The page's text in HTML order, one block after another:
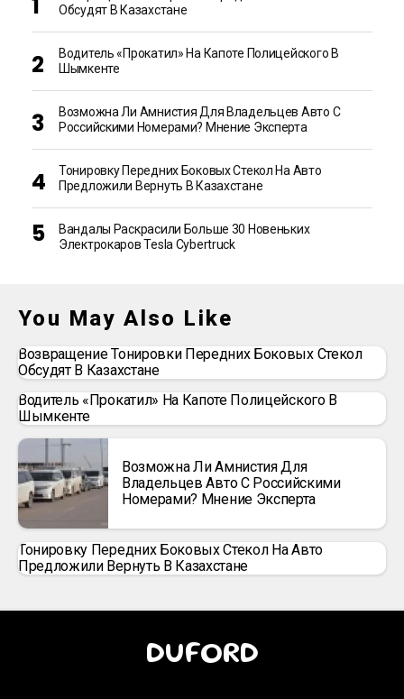
Обсудят В Казахстане
Водитель «прокатил» На Капоте Полицейского В
Шымкенте
Возможна Ли Амнистия Для Владельцев Авто С
Российскими Номерами? Мнение Эксперта
Тонировку Передних Боковых Стекол На Авто
Предложили Вернуть В Казахстане
Вандалы Раскрасили Больше 30 Новеньких
Электрокаров Tesla Cybertruck
You May Also Like
Возвращение Тонировки Передних Боковых Стекол
Обсудят В Казахстане
Водитель «прокатил» На Капоте Полицейского В
Шымкенте
Возможна Ли Амнистия Для
Владельцев Авто С Российскими
Номерами? Мнение Эксперта
Тонировку Передних Боковых Стекол На Авто
Предложили Вернуть В Казахстане
DUFORD